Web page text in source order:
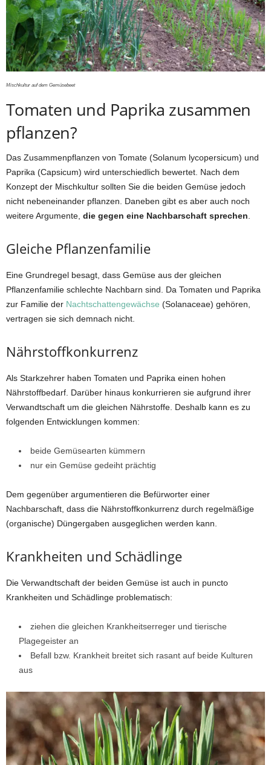
Mischkultur auf dem Gemüsebeet
Tomaten und Paprika zusammen
pflanzen?
Das Zusammenpflanzen von Tomate (Solanum lycopersicum) und
Paprika (Capsicum) wird unterschiedlich bewertet. Nach dem
Konzept der Mischkultur sollten Sie die beiden Gemüse jedoch
nicht nebeneinander pflanzen. Daneben gibt es aber auch noch
weitere Argumente, die gegen eine Nachbarschaft sprechen
Gleiche Pflanzenfamilie
Eine Grundregel besagt, dass Gemüse aus der gleichen
Pflanzenfamilie schlechte Nachbarn sind. Da Tomaten und Paprika
zur Familie der Nachtschattengewächse (Solanaceae) gehören,
vertragen sie sich demnach nicht.
Nährstoffkonkurrenz
Als Starkzehrer haben Tomaten und Paprika einen hohen
Nährstoffbedarf. Darüber hinaus konkurrieren sie aufgrund ihrer
Verwandtschaft um die gleichen Nährstoffe. Deshalb kann es zu
folgenden Entwicklungen kommen:
beide Gemüsearten kümmern
nur ein Gemüse gedeiht prächtig
Dem gegenüber argumentieren die Befürworter einer
Nachbarschaft, dass die Nährstoffkonkurrenz durch regelmäßige
(organische) Düngergaben ausgeglichen werden kann.
Krankheiten und Schädlinge
Die Verwandtschaft der beiden Gemüse ist auch in puncto
Krankheiten und Schädlinge problematisch:
ziehen die gleichen Krankheitserreger und tierische
Plagegeister an
Befall bzw. Krankheit breitet sich rasant auf beide Kulturen
aus